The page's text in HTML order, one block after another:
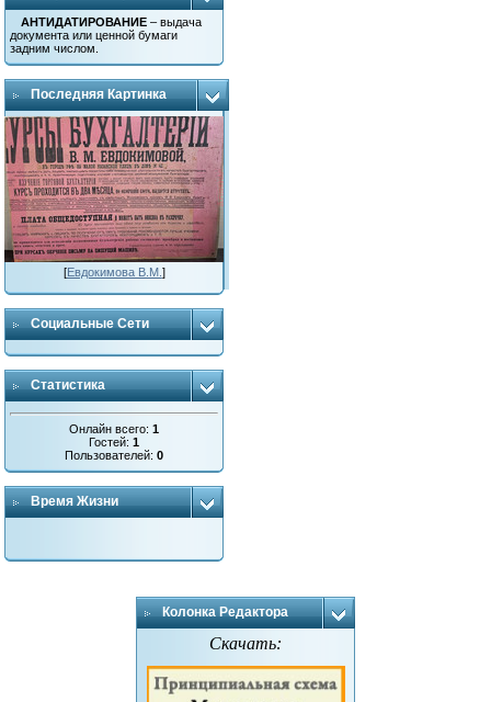
АНТИДАТИРОВАНИЕ – выдача
документа или ценной бумаги
задним числом.
Последняя Картинка
[Евдокимова В.М. ]
Социальные Сети
Статистика
Онлайн всего:1
Гостей:1
Пользователей:0
Время Жизни
Колонка Редактора
Скачать: